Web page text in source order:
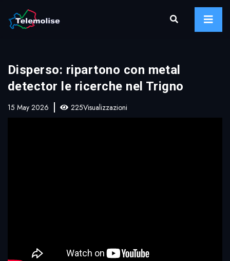
Disperso: ripartono con metal
detector le ricerche nel Trigno
15 May 2026 225Visualizzazioni